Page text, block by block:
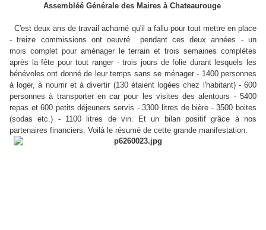
Assembléé Générale des Maires à Chateaurouge
C'est deux ans de travail acharné qu'il a fallu pour tout mettre en place
- treize commissions ont oeuvré pendant ces deux années - un
mois complet pour aménager le terrain et trois semaines complètes
après la fête pour tout ranger - trois jours de folie durant lesquels les
bénévoles ont donné de leur temps sans se ménager - 1400 personnes
à loger, à nourrir et à divertir (130 étaient logées chez l'habitant) - 600
personnes à transporter en car pour les visites des alentours - 5400
repas et 600 petits déjeuners servis - 3300 litres de bière - 3500 boites
(sodas etc.) - 1100 litres de vin. Et un bilan positif grâce à nos
partenaires financiers. Voilà le résumé de cette grande manifestation.